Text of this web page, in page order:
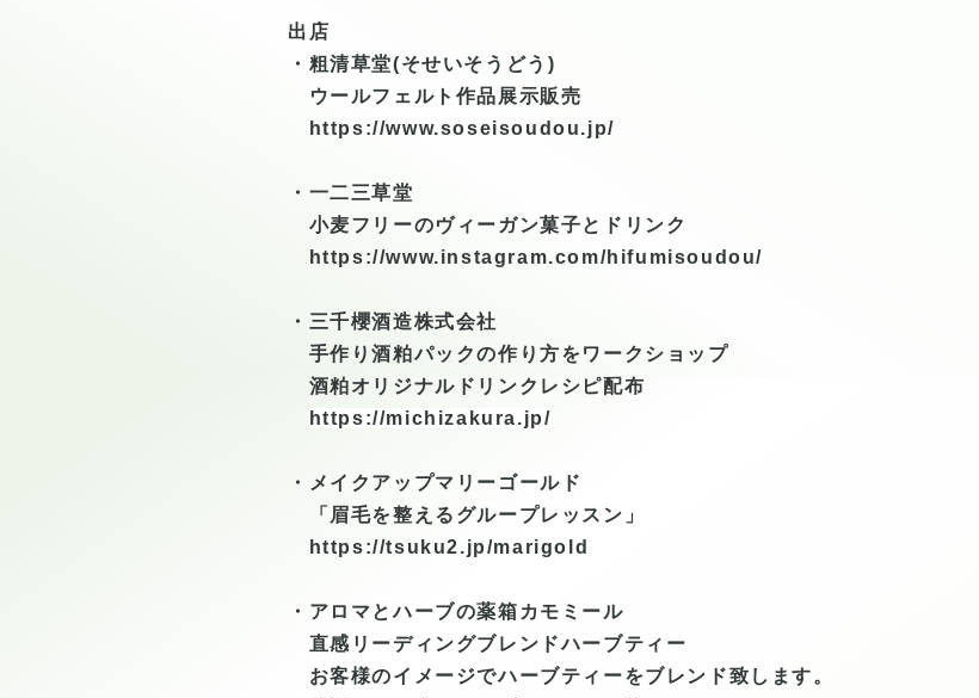
出店
・粗清草堂(そせいそうどう)
ウールフェルト作品展示販売
https://www.soseisoudou.jp/
・一二三草堂
小麦フリーのヴィーガン菓子とドリンク
https://www.instagram.com/hifumisoudou/
・三千櫻酒造株式会社
手作り酒粕パックの作り方をワークショップ
酒粕オリジナルドリンクレシピ配布
https://michizakura.jp/
・メイクアップマリーゴールド
「眉毛を整えるグループレッスン」
https://tsuku2.jp/marigold
・アロマとハーブの薬箱カモミール
直感リーディングブレンドハーブティー
お客様のイメージでハーブティーをブレンド致します。